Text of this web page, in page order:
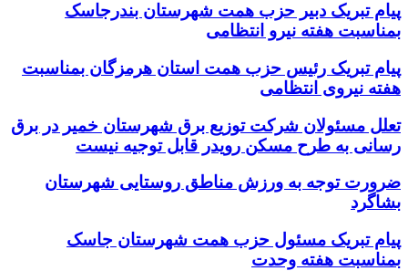
پیام تبریک دبیر حزب همت شهرستان بندرجاسک
بمناسبت هفته نیرو انتظامی
پیام تبریک رئیس حزب همت استان هرمزگان بمناسبت
هفته نیروی انتظامی
تعلل مسئولان شرکت توزیع برق شهرستان خمیر در برق
رسانی به طرح مسکن رویدر قابل توجیه نیست
ضرورت توجه به ورزش مناطق روستایی شهرستان
بشاگرد
پیام تبریک مسئول حزب همت شهرستان جاسک
بمناسبت هفته وحدت